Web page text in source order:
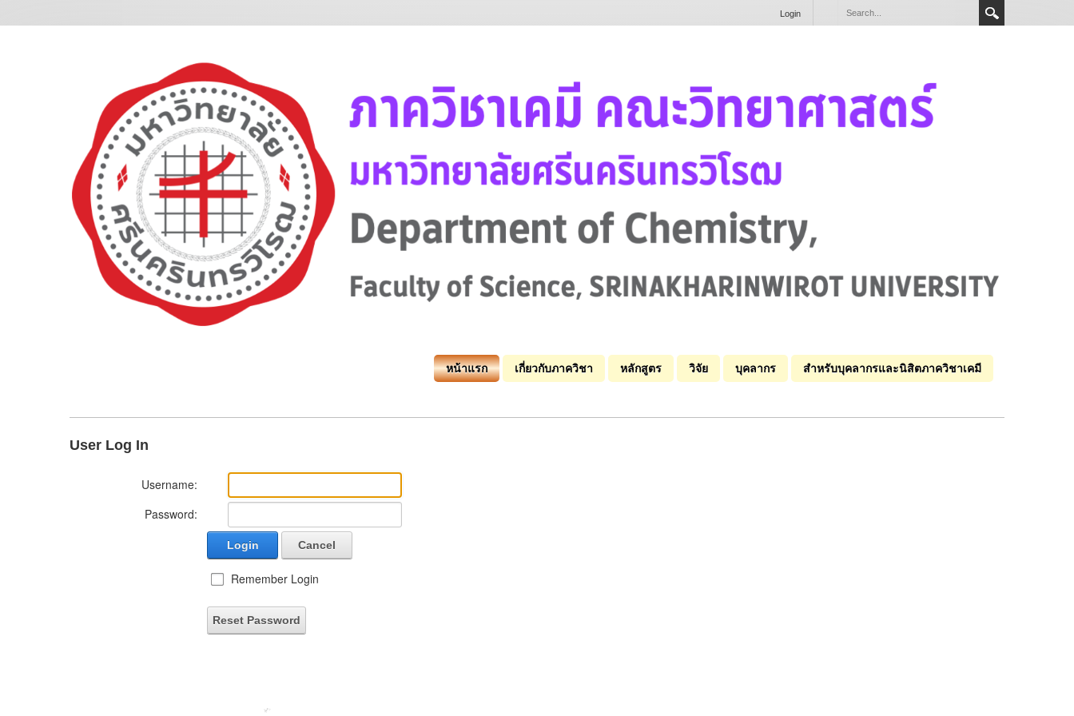
Login
หน้าแรก เกี่ยวกับภาควิชา หลักสูตร วิจัย บุคลากร สำหรับบุคลากรและนิสิตภาควิชาเคมี
User Log In
Username:
Password:
Login Cancel
Remember Login
Reset Password